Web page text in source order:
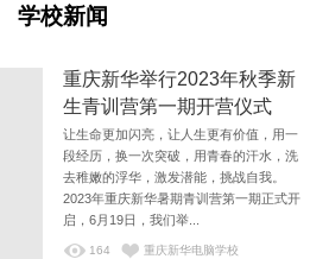
学校新闻
重庆新华举行2023年秋季新
生青训营第一期开营仪式
让生命更加闪亮，让人生更有价值，用一
段经历，换一次突破，用青春的汗水，洗
去稚嫩的浮华，激发潜能，挑战自我。
2023年重庆新华暑期青训营第一期正式开
启，6月19日，我们举...
164 重庆新华电脑学校